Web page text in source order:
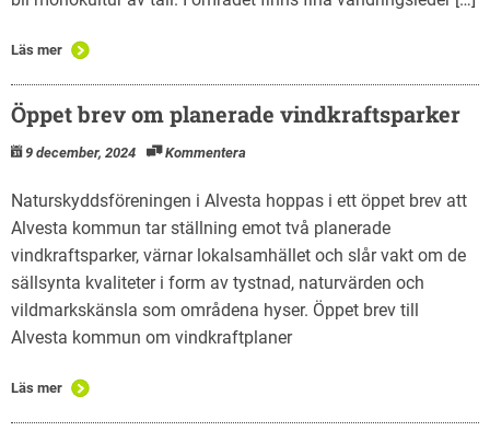
Läs mer
Öppet brev om planerade vindkraftsparker
9 december, 2024 Kommentera
Naturskyddsföreningen i Alvesta hoppas i ett öppet brev att
Alvesta kommun tar ställning emot två planerade
vindkraftsparker, värnar lokalsamhället och slår vakt om de
sällsynta kvaliteter i form av tystnad, naturvärden och
vildmarkskänsla som områdena hyser. Öppet brev till
Alvesta kommun om vindkraftplaner
Läs mer